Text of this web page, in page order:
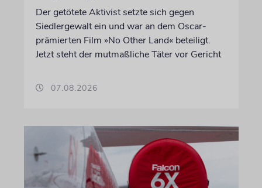
Der getötete Aktivist setzte sich gegen
Siedlergewalt ein und war an dem Oscar-
prämierten Film »No Other Land« beteiligt.
Jetzt steht der mutmaßliche Täter vor Gericht
07.08.2026